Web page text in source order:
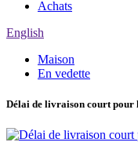
Achats
English
Maison
En vedette
Délai de livraison court pour